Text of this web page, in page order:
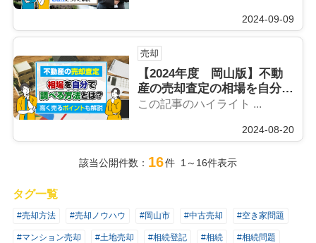
2024-09-09
売却
【2024年度 岡山版】不動
産の売却査定の相場を自分で
調べる方法とは？高く売るポ
この記事のハイライト ...
2024-08-20
該当公開件数： 16件 1～16件表示
タグ一覧
#売却方法 #売却ノウハウ #岡山市 #中古売却 #空き家問題
#マンション売却 #土地売却 #相続登記 #相続 #相続問題